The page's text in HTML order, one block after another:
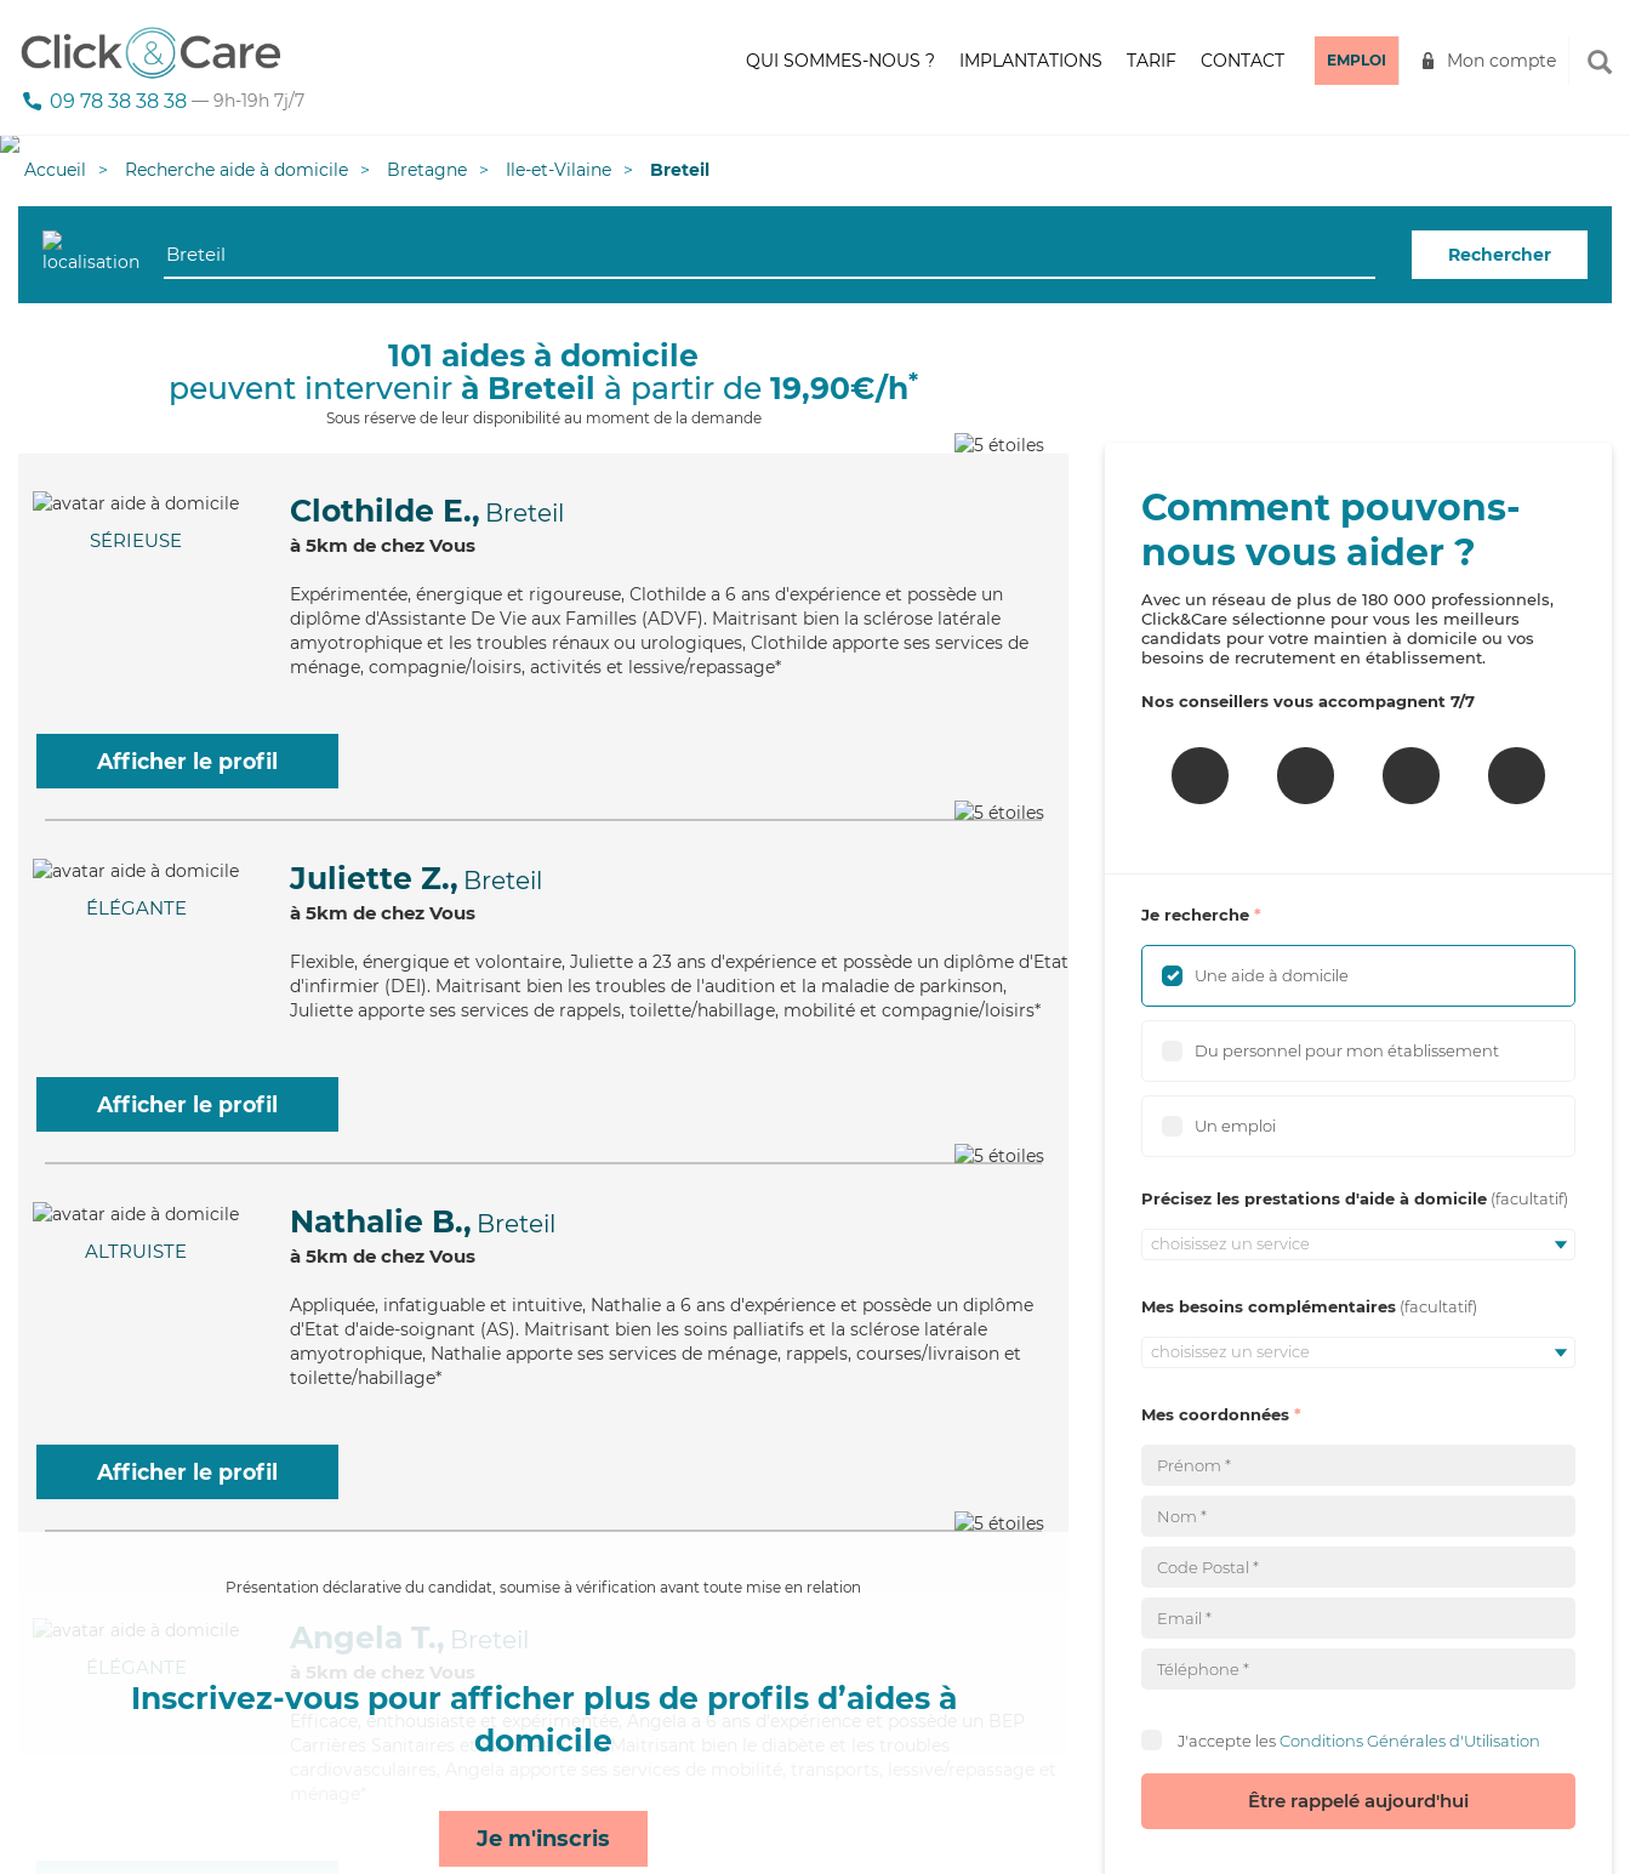
09 78 38 38 38 — 9h-19h 7j/7
QUI SOMMES-NOUS ? IMPLANTATIONS TARIF CONTACT EMPLOI Mon compte
Accueil Recherche aide à domicile Bretagne Ile-et-Vilaine Breteil
Rechercher
101 aides à domicile
peuvent intervenir à Breteil à partir de 19,90€/h*
Sous réserve de leur disponibilité au moment de la demande
SÉRIEUSE
Clothilde E., Breteil
à 5km de chez Vous
Expérimentée, énergique et rigoureuse, Clothilde a 6 ans d'expérience et possède un
diplôme d'Assistante De Vie aux Familles (ADVF). Maitrisant bien la sclérose latérale
amyotrophique et les troubles rénaux ou urologiques, Clothilde apporte ses services de
ménage, compagnie/loisirs, activités et lessive/repassage*
Afficher le profil
ÉLÉGANTE
Juliette Z., Breteil
à 5km de chez Vous
Flexible, énergique et volontaire, Juliette a 23 ans d'expérience et possède un diplôme d'Etat
d'infirmier (DEI). Maitrisant bien les troubles de l'audition et la maladie de parkinson,
Juliette apporte ses services de rappels, toilette/habillage, mobilité et compagnie/loisirs*
Afficher le profil
ALTRUISTE
Nathalie B., Breteil
à 5km de chez Vous
Appliquée, infatiguable et intuitive, Nathalie a 6 ans d'expérience et possède un diplôme
d'Etat d'aide-soignant (AS). Maitrisant bien les soins palliatifs et la sclérose latérale
amyotrophique, Nathalie apporte ses services de ménage, rappels, courses/livraison et
toilette/habillage*
Afficher le profil
Présentation déclarative du candidat, soumise à vérification avant toute mise en relation
Inscrivez-vous pour afficher plus de profils d’aides à
domicile
Je m'inscris
ÉLÉGANTE
Angela T., Breteil
à 5km de chez Vous
, enthousiaste et expérimentée, Angela a 6 ans d'expérience et possède un BEP
Carrières Sanitaires et Sociales (CSS). Maitrisant bien le diabète et les troubles
Comment pouvons-
nous vous aider ?
Avec un réseau de plus de 180 000 professionnels,
Click&Care sélectionne pour vous les meilleurs
candidats pour votre maintien à domicile ou vos
besoins de recrutement en établissement.
Nos conseillers vous accompagnent 7/7
Je recherche
Une aide à domicile
Du personnel pour mon établissement
Un emploi
Précisez les prestations d'aide à domicile
choisissez un service
Mes besoins complémentaires
choisissez un service
Mes coordonnées
J'accepte lesConditions Générales d'Utilisation
Être rappelé aujourd'hui